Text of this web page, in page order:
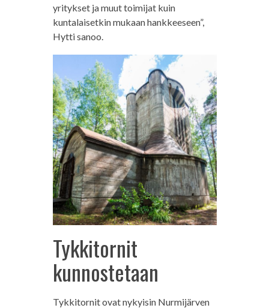
yritykset ja muut toimijat kuin
kuntalaisetkin mukaan hankkeeseen”,
Hytti sanoo.
Tykkitornit
kunnostetaan
Tykkitornit ovat nykyisin Nurmijärven